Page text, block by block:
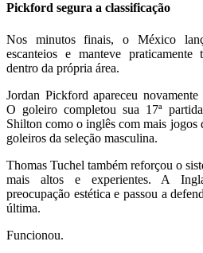
Pickford segura a classificação
Nos minutos finais, o México
escanteios e manteve praticamente
dentro da própria área.
Jordan Pickford apareceu
O goleiro completou sua 17ª
Shilton como o inglês com mais jogos
goleiros da seleção masculina.
Thomas Tuchel também reforçou o
mais altos e experientes. A
preocupação estética e passou a
última.
Funcionou.